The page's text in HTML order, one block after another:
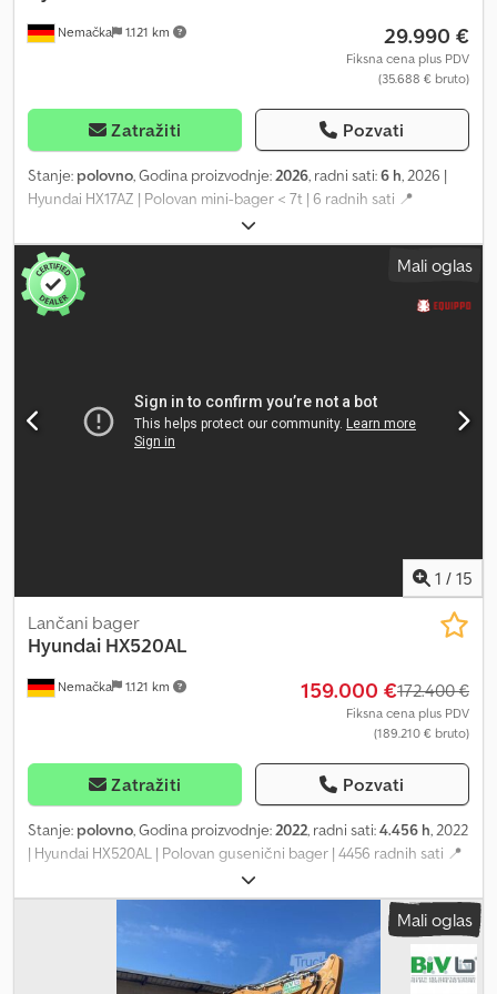
Nemačka 1.121 km 29.990 €
Fiksna cena plus PDV
(35.688 € bruto)
Zatražiti Pozvati
Stanje: polovno, Godina proizvodnje:2026, radni sati:6 h, 2026 |
Hyundai HX17AZ | Polovan mini-bager < 7t | 6 radnih sati 📍
Lokacija: Nemačka 🚛 Dostava je moguća do vaše lokacije –
koristite naš kalkulator transportnih troškova da biste izračunali
cene! 💰 Kupite sada za 30.000 EUR ili pošaljite svoju ponudu.
Platite pri isporuci uz pristupačnu naknadu (podložno
odobrenju)* 👷‍♂️ Provereno od strane nezavisnog stručnjaka 0
„41078 Equippo” se često koristi prilikom pretrage dodatnih
informacija na internetu. 💡 Zašto se ova mašina i naša usluga
ističu: ✔ Temeljna inspekcija od strane profesionalaca Codpfx
Mali oglas
1 / 15
Nemačka 1.121 km
Lančani bager
Hyundai HX520AL
159.000 €172.400 €
Fiksna cena plus PDV
(189.210 € bruto)
Zatražiti Pozvati
Stanje: polovno, Godina proizvodnje:2022, radni sati:4.456 h, 2022
| Hyundai HX520AL | Polovan gusenični bager | 4456 radnih sati 📍
Lokacija: Nemačka 🚛 Dostava je moguća do vaše lokacije –
koristite naš kalkulator troškova transporta da biste izračunali
troškove! 💰 Kupite sada za 159.000 EUR ili pošaljite ponudu.
Platite pri isporuci uz pristupačnu naknadu (podložno
odobrenju)* 👷‍♂️ Pregledao nezavisni stručnjak 59 kontrolnih
Mali oglas